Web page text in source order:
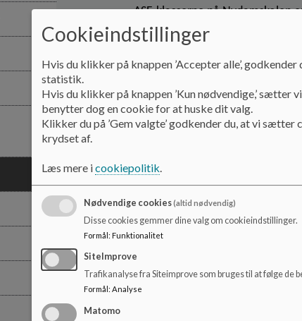
ASF-klasserne på
med primære vanskeligheder
elever i alt, fordelt på mindre
I dagligdagen spejler vi os i
præmisser. Vi inkluderer de af
og socialt.
Vi giver mulighed for
Vores pædagogik og
tager udgangspunkt i det
struktur, forudsigelighed og
NEST- Klasserne
Specialundervisning målrettet
Specialklassetilbuddene i de
Cookieindstillinger
Hvis du klikker på knappen ’Accepter alle’,
statistik.
Hvis du klikker på knappen ’Kun nødvendige,’ sætter
benytter dog en cookie for at huske dit valg.
Klikker du på ’Gem valgte’ godkender du, at vi
krydset af.
Læs mere icookiepolitik.
Nødvendige cookies(altid nødvendig)
Disse cookies gemmer dine valg om cookieindstillinger.
Formål: Funktionalitet
SiteImprove
Trafikanalyse fra Siteimprove som bruges til at følge de
Formål : Analyse
Matomo